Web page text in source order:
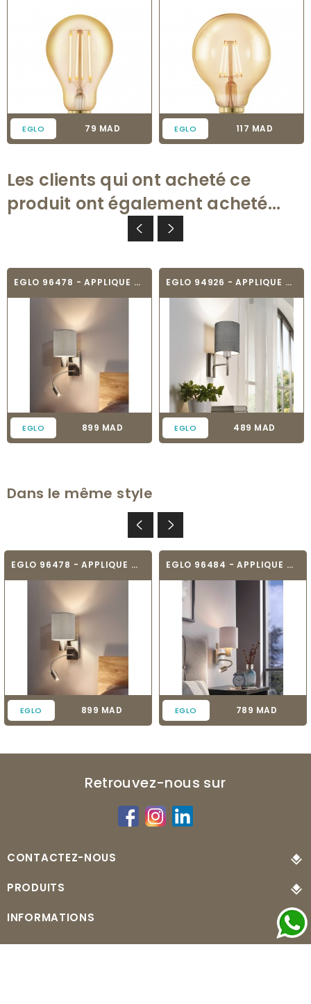
EGLO Prix
79 MAD EGLO Prix
117 MAD
Les clients qui ont acheté ce
produit ont également acheté...
EGLO 96478 - APPLIQUE MURALE TEXTILE -...
EGLO Prix
899 MAD
EGLO 94926 - APPLIQUE MURALE TEXTILE -...
EGLO Prix
489 MAD
Dans le même style
EGLO 96478 - APPLIQUE MURALE TEXTILE -...
EGLO Prix
899 MAD
EGLO 96484 - APPLIQUE MURALE TEXTILE -...
EGLO Prix
789 MAD
Retrouvez-nous sur
CONTACTEZ-NOUS
PRODUITS
INFORMATIONS